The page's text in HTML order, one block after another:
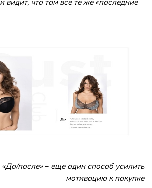
после» – еще один способ усилить
мотивацию к покупке